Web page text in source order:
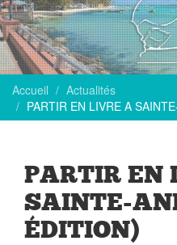
Accueil
Actualités
PARTIR EN LIVRE A
PARTIR EN
SAINTE-
ÉDITION)